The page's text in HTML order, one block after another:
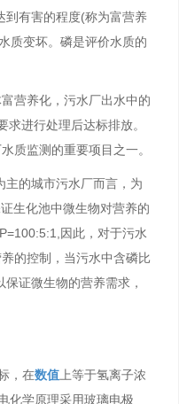
到有害的程度(称为富营养
质变坏。磷是评价水质的
营养化，污水厂出水中的
进行处理后达标排放。
质监测的重要项目之一。
主的城市污水厂而言，为
生化池中微生物对营养的
因此，对于污水
的控制，当污水中含磷比
证微生物的营养需求，
，在数值 上等于氢离子浓
化学原理采用玻璃电极